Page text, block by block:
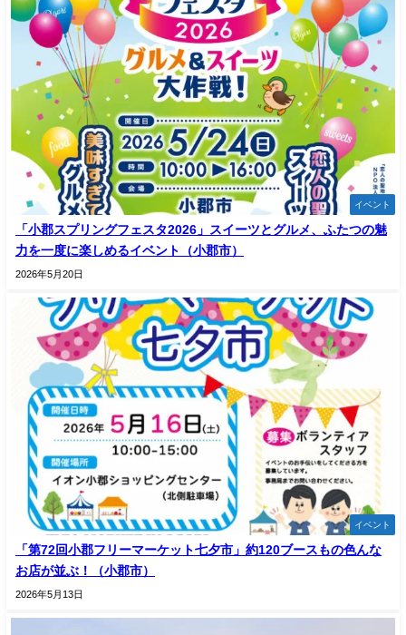
イベント
「小郡スプリングフェスタ2026」スイーツとグルメ、ふたつの魅
力を一度に楽しめるイベント（小郡市）
2026年5月20日
イベント
「第72回小郡フリーマーケット七夕市」約120ブースもの色んな
お店が並ぶ！（小郡市）
2026年5月13日